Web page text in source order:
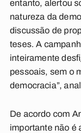
entanto, alertou
natureza da
discussão de
teses. A
inteiramente
pessoais, sem o
democracia”,
De acordo com
importante não é